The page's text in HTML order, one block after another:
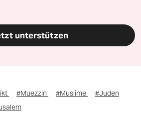
unterstützen
#Muezzin #Muslime
#Juden